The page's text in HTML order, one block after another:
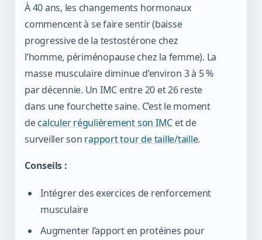
À 40 ans, les changements hormonaux
commencent à se faire sentir (baisse
progressive de la testostérone chez
l’homme, périménopause chez la femme). La
masse musculaire diminue d’environ 3 à 5 %
par décennie. Un IMC entre 20 et 26 reste
dans une fourchette saine. C’est le moment
decalculer régulièrement son IMC et de
surveiller son rapport tour de taille/taille.
Conseils :
Intégrer des exercices de renforcement
musculaire
Augmenter l’apport en protéines pour